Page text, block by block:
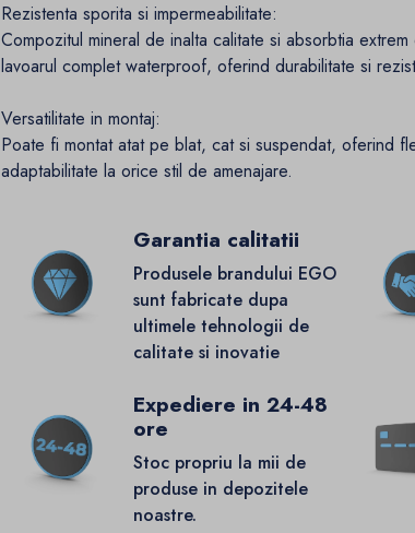
Rezistenta sporita si impermeabilitate:
Compozitul mineral de inalta calitate si absorbtia
lavoarul complet waterproof, oferind durabilitate si
Versatilitate in montaj:
Poate fi montat atat pe blat, cat si suspendat, oferind
adaptabilitate la orice stil de amenajare.
Garantia calitatii
Produsele brandului EGO
sunt fabricate dupa
ultimele tehnologii de
calitate si inovatie
Expediere in 24-48
ore
Stoc propriu la mii de
produse in depozitele
noastre.